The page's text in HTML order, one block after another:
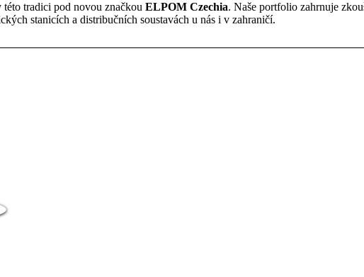
tradici pod novou značkou ELPOM Czechia. Naše portfolio zahrnuje
stanicích a distribučních soustavách u nás i v zahraničí.